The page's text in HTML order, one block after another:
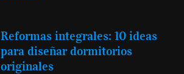
Reformas integrales: 10 ideas
para diseñar dormitorios
originales